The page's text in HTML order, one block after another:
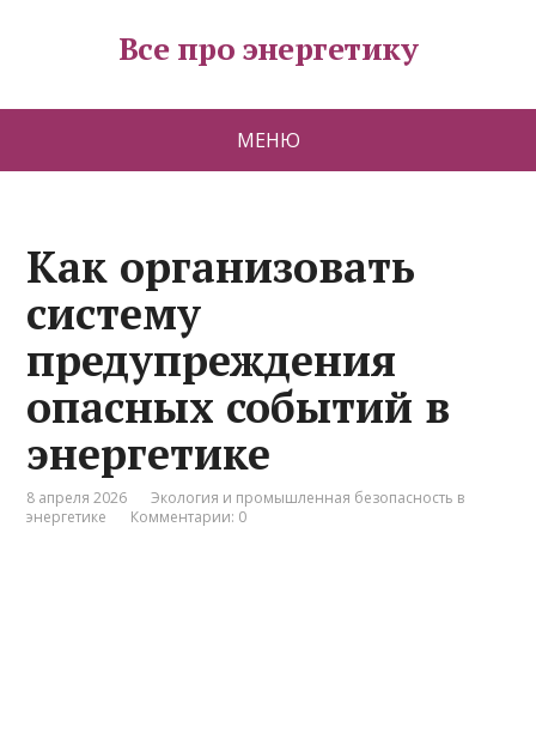
Все про энергетику
МЕНЮ
Как организовать
систему
предупреждения
опасных событий в
энергетике
8 апреля 2026
Экология и промышленная безопасность в
энергетике
Комментарии: 0